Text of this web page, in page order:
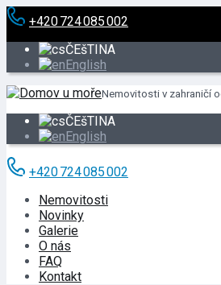
+420 724 085 002
ČEšTINA
English
Nemovitosti v zahraničí
ČEšTINA
English
+420 724 085 002
Nemovitosti
Novinky
Galerie
O nás
FAQ
Kontakt